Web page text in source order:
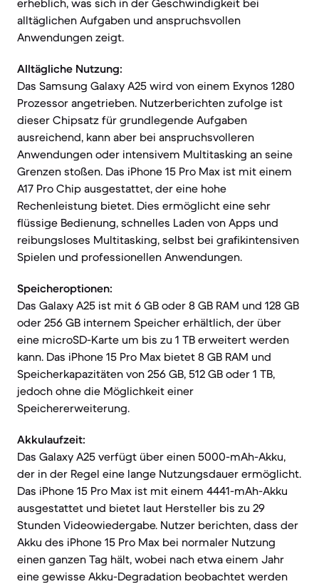
erheblich, was sich in der Geschwindigkeit bei
alltäglichen Aufgaben und anspruchsvollen
Anwendungen zeigt.
Alltägliche Nutzung:
Das Samsung Galaxy A25 wird von einem Exynos 1280
Prozessor angetrieben. Nutzerberichten zufolge ist
dieser Chipsatz für grundlegende Aufgaben
ausreichend, kann aber bei anspruchsvolleren
Anwendungen oder intensivem Multitasking an seine
Grenzen stoßen. Das iPhone 15 Pro Max ist mit einem
A17 Pro Chip ausgestattet, der eine hohe
Rechenleistung bietet. Dies ermöglicht eine sehr
flüssige Bedienung, schnelles Laden von Apps und
reibungsloses Multitasking, selbst bei grafikintensiven
Spielen und professionellen Anwendungen.
Speicheroptionen:
Das Galaxy A25 ist mit 6 GB oder 8 GB RAM und 128 GB
oder 256 GB internem Speicher erhältlich, der über
eine microSD-Karte um bis zu 1 TB erweitert werden
kann. Das iPhone 15 Pro Max bietet 8 GB RAM und
Speicherkapazitäten von 256 GB, 512 GB oder 1 TB,
jedoch ohne die Möglichkeit einer
Speichererweiterung.
Akkulaufzeit:
Das Galaxy A25 verfügt über einen 5000-mAh-Akku,
der in der Regel eine lange Nutzungsdauer ermöglicht.
Das iPhone 15 Pro Max ist mit einem 4441-mAh-Akku
ausgestattet und bietet laut Hersteller bis zu 29
Stunden Videowiedergabe. Nutzer berichten, dass der
Akku des iPhone 15 Pro Max bei normaler Nutzung
einen ganzen Tag hält, wobei nach etwa einem Jahr
eine gewisse Akku-Degradation beobachtet werden